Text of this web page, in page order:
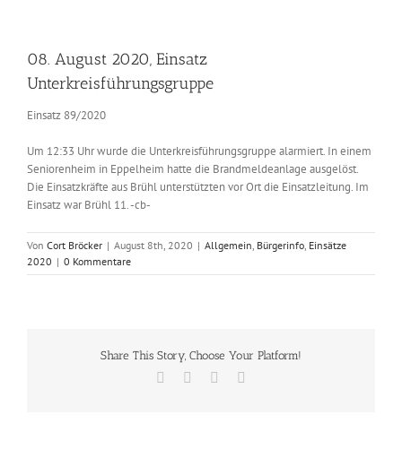
Bild
08. August 2020, Einsatz
Unterkreisführungsgruppe
Einsatz 89/2020
Um 12:33 Uhr wurde die Unterkreisführungsgruppe alarmiert. In einem
Seniorenheim in Eppelheim hatte die Brandmeldeanlage ausgelöst.
Die Einsatzkräfte aus Brühl unterstützten vor Ort die Einsatzleitung. Im
Einsatz war Brühl 11. -cb-
Von Cort Bröcker | August 8th, 2020 | Allgemein, Bürgerinfo, Einsätze
2020 | 0 Kommentare
Share This Story, Choose Your Platform!
Facebook